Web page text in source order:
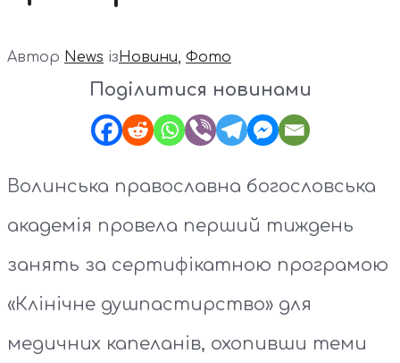
Автор News ізНовини, Фото
Поділитися новинами
Волинська православна богословська
академія провела перший тиждень
занять за сертифікатною програмою
«Клінічне душпастирство» для
медичних капеланів, охопивши теми